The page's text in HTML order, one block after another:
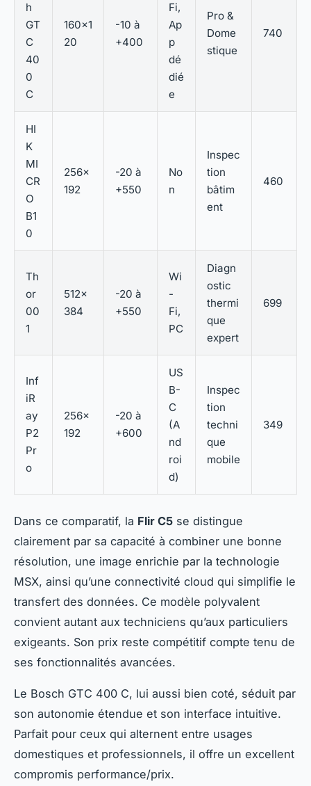
h
GT
C
40
0
C
160×1
20
-10 à
+400
Fi,
Ap
p
dé
dié
e
Pro &
Dome
stique
740
HI
K
MI
CR
O
B1
0
256×
192
-20 à
+550
No
n
Inspec
tion
bâtim
ent
460
Th
or
00
1
512×
384
-20 à
+550
Wi
-
Fi,
PC
Diagn
ostic
thermi
que
expert
699
Inf
iR
ay
P2
Pr
o
256×
192
-20 à
+600
US
B-
C
(A
nd
roi
d)
Inspec
tion
techni
que
mobile
349
Dans ce comparatif, la Flir C5 se distingue
clairement par sa capacité à combiner une bonne
résolution, une image enrichie par la technologie
MSX, ainsi qu’une connectivité cloud qui simplifie le
transfert des données. Ce modèle polyvalent
convient autant aux techniciens qu’aux particuliers
exigeants. Son prix reste compétitif compte tenu de
ses fonctionnalités avancées.
Le Bosch GTC 400 C, lui aussi bien coté, séduit par
son autonomie étendue et son interface intuitive.
Parfait pour ceux qui alternent entre usages
domestiques et professionnels, il offre un excellent
compromis performance/prix.